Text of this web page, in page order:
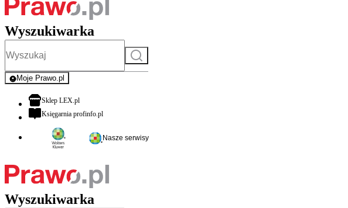
Wyszukiwarka
Szukaj
Moje Prawo.pl
- rejestracja i logowanie do serwisu
Sklep LEX.plotwiera się w nowej karcie
Księgarnia profinfo.plotwiera się w nowej karcie
Nasze serwisy
Wyszukiwarka